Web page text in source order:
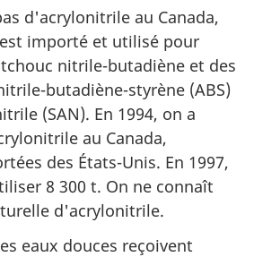
d'acrylonitrile au Canada,
importé et utilisé pour
nitrile-butadiène et des
butadiène-styrène (ABS)
(SAN). En 1994, on a
au Canada,
des États-Unis. En 1997,
8 300 t. On ne connaît
d'acrylonitrile.
eaux douces reçoivent